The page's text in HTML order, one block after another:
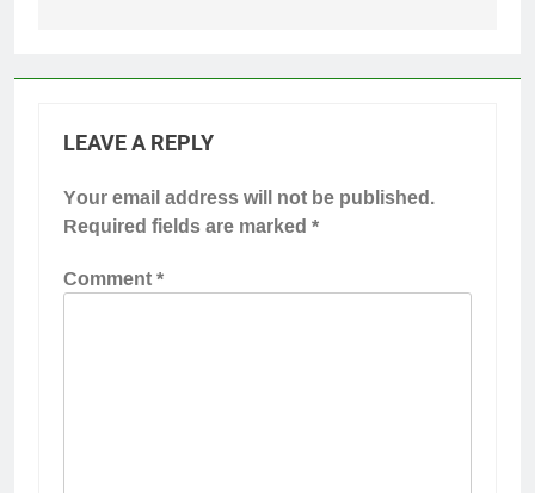
LEAVE A REPLY
Your email address will not be published.
Required fields are marked*
Comment*